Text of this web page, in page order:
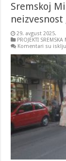
Sremskoj
neizvesnost
29. avgust 2025.
PROJEKTI SREMSKA
Komentari su